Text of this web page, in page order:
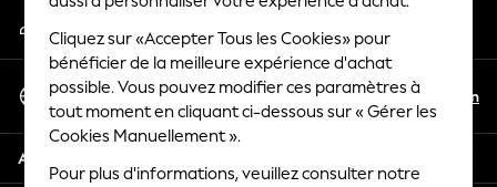
Women's Holiday Shop
All Swimwear
All Beachwear
Bags & Accessories
Beach Dresses & Kaftans
Dresses
Flip Flops
Mon compte
Connexion à votre compte
Sélectionnez Votre Langue
Français
En
Aide
Cliquez sur «Accepter Tous les Cookies» pour
bénéficier de la meilleure expérience d'achat
possible. Vous pouvez modifier ces paramètres à
tout moment en cliquant ci-dessous sur « Gérer les
Cookies Manuellement ».
Pour plus d'informations, veuillez consulter notre